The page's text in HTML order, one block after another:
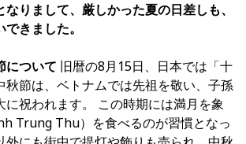
りまして、厳しかった夏の日差しも、
きました。
について 旧暦の8月15日、日本では「十
秋節は、ベトナムでは先祖を敬い、子孫
に祝われます。 この時期には満月を象
Trung Thu）を食べるのが習慣となっ